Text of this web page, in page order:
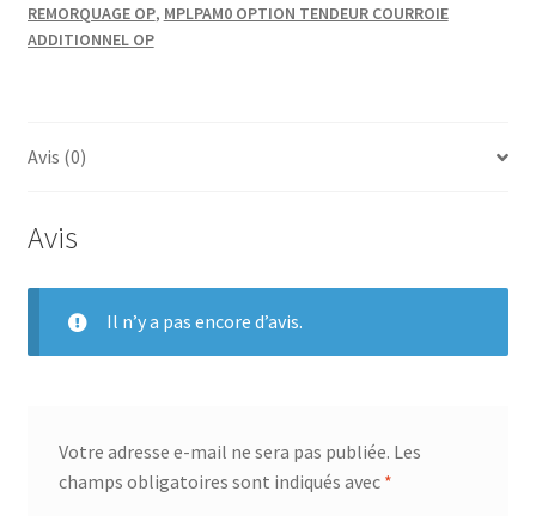
REMORQUAGE OP, MPLPAM0 OPTION TENDEUR COURROIE
ADDITIONNEL OP
Avis (0)
Avis
Il n’y a pas encore d’avis.
Votre adresse e-mail ne sera pas publiée. Les
champs obligatoires sont indiqués avec *